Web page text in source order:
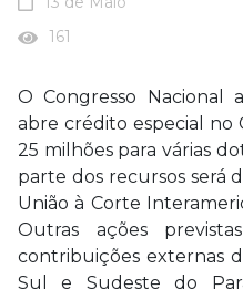
161
O Congresso Nacional
abre crédito especial no
25 milhões para várias
parte dos recursos será
União à Corte
Outras ações
contribuições externas
Sul e Sudeste do